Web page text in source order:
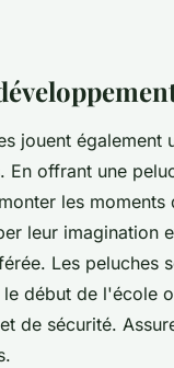
jouent également
offrant une
les moments
leur imagination
Les peluches
début de l'école
de sécurité.